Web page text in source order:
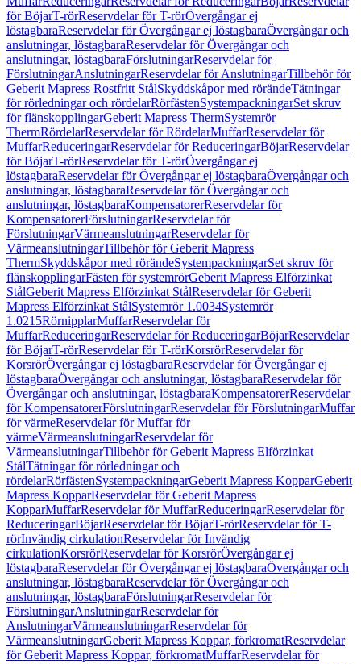
för BöjarT-rörReservdelar för T-rörÖvergångar ej
löstagbaraReservdelar för Övergångar ej löstagbaraÖvergångar och
anslutningar, löstagbaraReservdelar för Övergångar och
anslutningar, löstagbaraFörslutningarReservdelar för
FörslutningarAnslutningarReservdelar för AnslutningarTillbehör för
Geberit Mapress Rostfritt StålSkyddskåpor med rörändeTätningar
för rörledningar och rördelarRörfästenSystempackningarSet skruv
för flänskopplingarGeberit Mapress ThermSystemrör
ThermRördelarReservdelar för RördelarMuffarReservdelar för
MuffarReduceringarReservdelar för ReduceringarBöjarReservdelar
för BöjarT-rörReservdelar för T-rörÖvergångar ej
löstagbaraReservdelar för Övergångar ej löstagbaraÖvergångar och
anslutningar, löstagbaraReservdelar för Övergångar och
anslutningar, löstagbaraKompensatorerReservdelar för
KompensatorerFörslutningarReservdelar för
FörslutningarVärmeanslutningarReservdelar för
VärmeanslutningarTillbehör för Geberit Mapress
ThermSkyddskåpor med rörändeSystempackningarSet skruv för
flänskopplingarFästen för systemrörGeberit Mapress Elförzinkat
StålGeberit Mapress Elförzinkat StålReservdelar för Geberit
Mapress Elförzinkat StålSystemrör 1.0034Systemrör
1.0215RörnipplarMuffarReservdelar för
MuffarReduceringarReservdelar för ReduceringarBöjarReservdelar
för BöjarT-rörReservdelar för T-rörKorsrörReservdelar för
KorsrörÖvergångar ej löstagbaraReservdelar för Övergångar ej
löstagbaraÖvergångar och anslutningar, löstagbaraReservdelar för
Övergångar och anslutningar, löstagbaraKompensatorerReservdelar
för KompensatorerFörslutningarReservdelar för FörslutningarMuffar
för värmeReservdelar för Muffar för
värmeVärmeanslutningarReservdelar för
VärmeanslutningarTillbehör för Geberit Mapress Elförzinkat
StålTätningar för rörledningar och
rördelarRörfästenSystempackningarGeberit Mapress KopparGeberit
Mapress KopparReservdelar för Geberit Mapress
KopparMuffarReservdelar för MuffarReduceringarReservdelar för
ReduceringarBöjarReservdelar för BöjarT-rörReservdelar för T-
rörInvändig cirkulationReservdelar för Invändig
cirkulationKorsrörReservdelar för KorsrörÖvergångar ej
löstagbaraReservdelar för Övergångar ej löstagbaraÖvergångar och
anslutningar, löstagbaraReservdelar för Övergångar och
anslutningar, löstagbaraFörslutningarReservdelar för
FörslutningarAnslutningarReservdelar för
AnslutningarVärmeanslutningarReservdelar för
VärmeanslutningarGeberit Mapress Koppar, förkromatReservdelar
för Geberit Mapress Koppar, förkromatMuffarReservdelar för